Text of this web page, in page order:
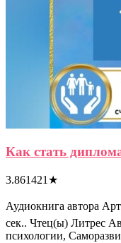
Как стать
3.861421 ★
Аудиокнига автора
сек.. Чтец(ы) Литрес
психологии,